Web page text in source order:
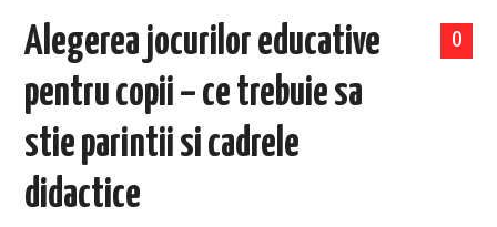
0
Alegerea jocurilor educative
pentru copii – ce trebuie sa
stie parintii si cadrele
didactice